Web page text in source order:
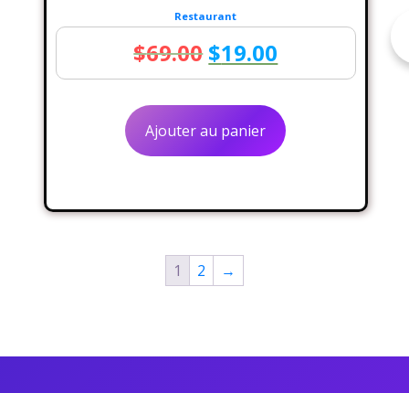
Restaurant
$69.00 Le
prix
initial
était :
$19.00
prix
actuel
est :
Ajouter au panier
1 2 →